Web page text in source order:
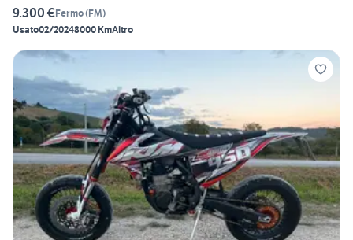
9.300 €Fermo(FM)
Usato02/20248000 KmAltro